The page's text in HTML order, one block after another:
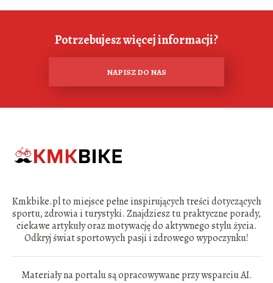
Potrzebujesz więcej informacji?
NAPISZ DO NAS
Kmkbike.pl to miejsce pełne inspirujących treści dotyczących
sportu, zdrowia i turystyki. Znajdziesz tu praktyczne porady,
ciekawe artykuły oraz motywację do aktywnego stylu życia.
Odkryj świat sportowych pasji i zdrowego wypoczynku!
Materiały na portalu są opracowywane przy wsparciu AI.